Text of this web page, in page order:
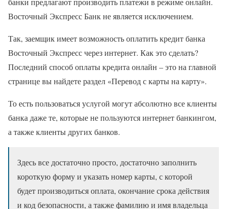
Восточный Экспресс Банк не является исключением.
Так, заемщик имеет возможность оплатить кредит банка
Восточный Экспресс через интернет. Как это сделать?
Последний способ оплаты кредита онлайн – это на главной
странице вы найдете раздел «Перевод с карты на карту».
То есть пользоваться услугой могут абсолютно все клиенты
банка даже те, которые не пользуются интернет банкингом,
а также клиенты других банков.
Здесь все достаточно просто, достаточно заполнить
короткую форму и указать номер карты, с которой
будет производиться оплата, окончание срока действия
и код безопасности, а также фамилию и имя владельца